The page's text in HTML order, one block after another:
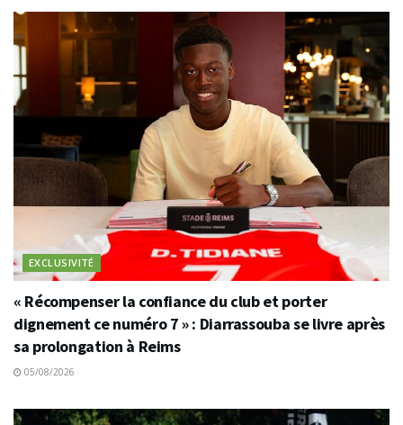
EXCLUSIVITÉ
« Récompenser la confiance du club et porter
dignement ce numéro 7 » : Diarrassouba se livre après
sa prolongation à Reims
05/08/2026